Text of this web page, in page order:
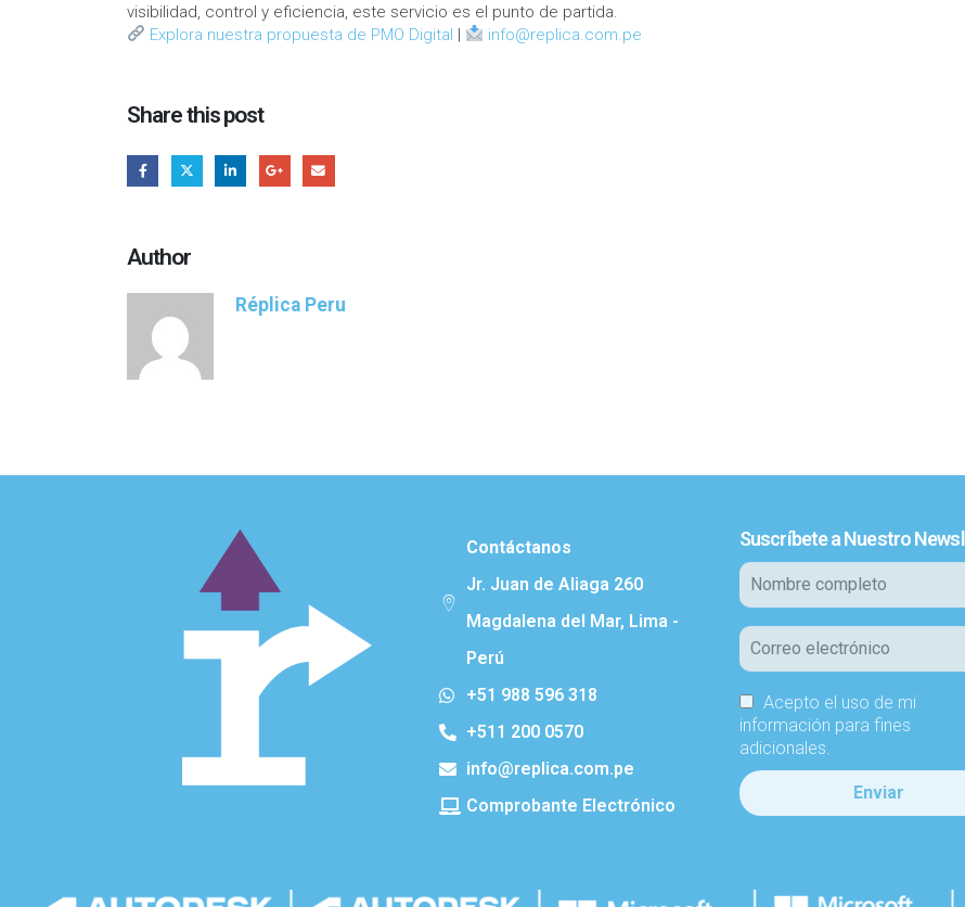
visibilidad, control y eficiencia, este servicio es el punto de partida.
Explora nuestra propuesta de PMO Digital | info@replica.com.pe
Share this post
Author
Réplica Peru
Contáctanos
Jr. Juan de Aliaga 260
Magdalena del Mar, Lima -
Perú
+51 988 596 318
+511 200 0570
info@replica.com.pe
Comprobante Electrónico
Suscríbete a Nuestro
Acepto el uso de mi
información para fines
adicionales.